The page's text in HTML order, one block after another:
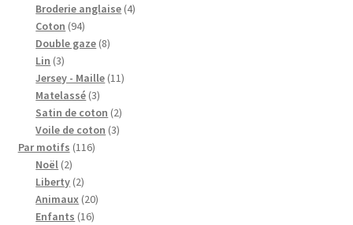
produit
Broderie anglaise 44
Coton 9494
produits
Double gaze 88
Lin 33
produits
Jersey - Maille 1111
Matelassé 33
produits
Satin de coton 22
produits
Voile de coton 33
Par motifs 116116
Noël 22
produits
Liberty 22
produits
Animaux 2020
Enfants 1616